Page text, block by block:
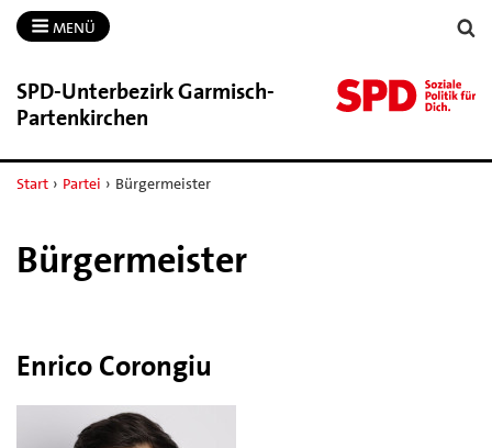
MENÜ
SPD-​Unterbezirk Garmisch-​
Partenkirchen
Start › Partei › Bürgermeister
Bürgermeister
Enrico Corongiu